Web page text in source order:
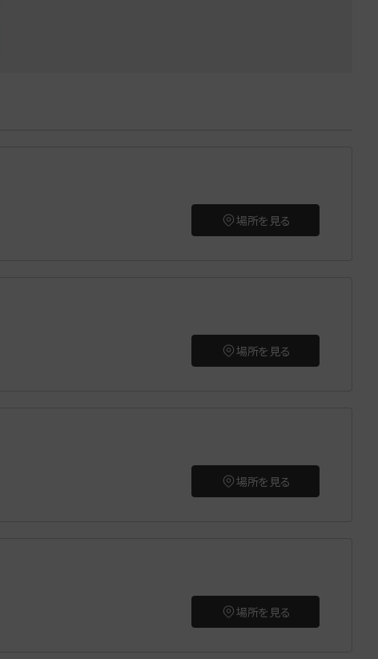
場所を見る
場所を見る
場所を見る
場所を見る